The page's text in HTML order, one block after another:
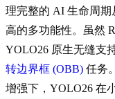
理完整的 AI 生命周期
高的多功能性。虽然
YOLO26 原生无缝支
转边界框 (OBB) 任务
增强下，YOLO26 在